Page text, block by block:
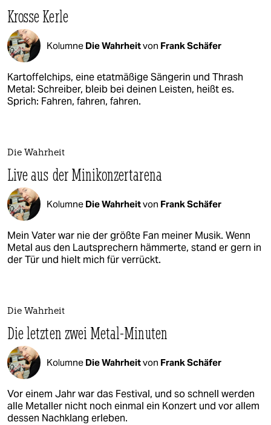
Krosse Kerle
Kolumne Die Wahrheitvon Frank Schäfer
Kartoffelchips, eine etatmäßige Sängerin und Thrash
Metal: Schreiber, bleib bei deinen Leisten, heißt es.
Sprich: Fahren, fahren, fahren.
Die Wahrheit
Live aus der Minikonzertarena
Kolumne Die Wahrheitvon Frank Schäfer
Mein Vater war nie der größte Fan meiner Musik. Wenn
Metal aus den Lautsprechern hämmerte, stand er gern in
der Tür und hielt mich für verrückt.
Die Wahrheit
Die letzten zwei Metal-Minuten
Kolumne Die Wahrheitvon Frank Schäfer
Vor einem Jahr war das Festival, und so schnell werden
alle Metaller nicht noch einmal ein Konzert und vor allem
dessen Nachklang erleben.